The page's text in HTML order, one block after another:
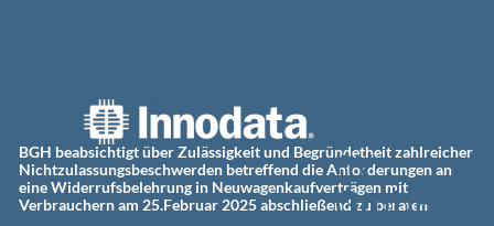
ny
GmbH
BGH beabsichtigt über Zulässigkeit und Begründetheit zahlreicher
Nichtzulassungsbeschwerden betreffend die Anforderungen an
eine Widerrufsbelehrung in Neuwagenkaufverträgen mit
Verbrauchern am 25.Februar 2025 abschließend zu beraten